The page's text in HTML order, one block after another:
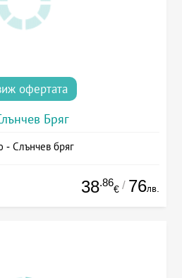
офертата
Бряг
- Слънчев бряг
38.86
€ / 76лв.